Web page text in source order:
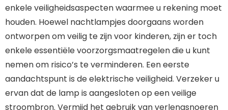
enkele veiligheidsaspecten waarmee u rekening moet
houden. Hoewel nachtlampjes doorgaans worden
ontworpen om veilig te zijn voor kinderen, zijn er toch
enkele essentiële voorzorgsmaatregelen die u kunt
nemen om risico’s te verminderen. Een eerste
aandachtspunt is de elektrische veiligheid. Verzeker u
ervan dat de lamp is aangesloten op een veilige
stroombron. Vermijd het gebruik van verlengsnoeren